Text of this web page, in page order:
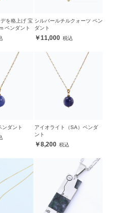
を格上げ 宝
ペンダント
シルバールチルクォーツ ペン
ダント
11,000
ンダント
アイオライト（SA）ペンダ
ント
8,200